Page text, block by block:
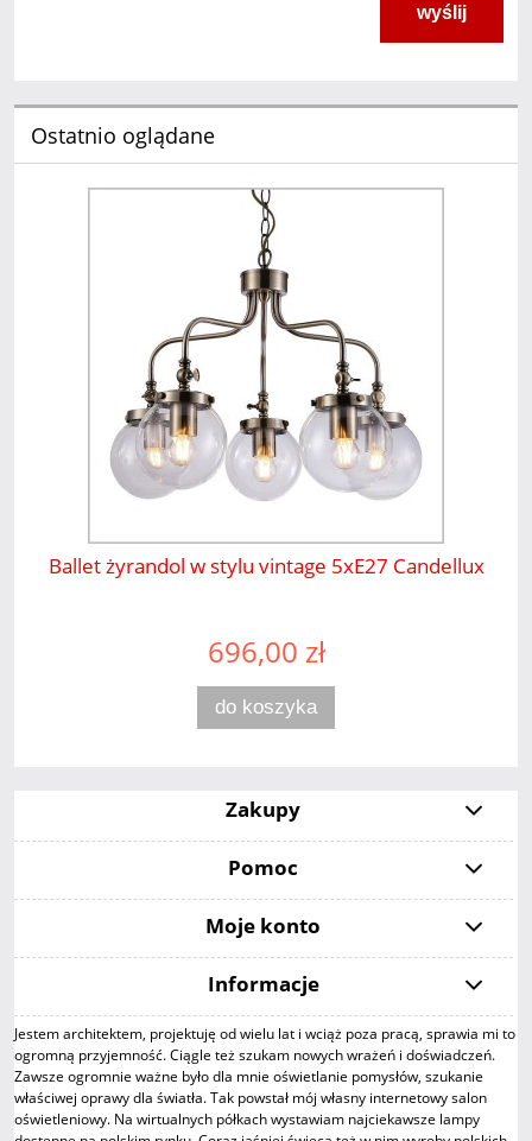
wyślij
Ostatnio oglądane
Ballet żyrandol w stylu vintage 5xE27 Candellux
696,00 zł
do koszyka
Zakupy
Pomoc
Moje konto
Informacje
Jestem architektem, projektuję od wielu lat i wciąż poza pracą, sprawia mi to
ogromną przyjemność. Ciągle też szukam nowych wrażeń i doświadczeń.
Zawsze ogromnie ważne było dla mnie oświetlanie pomysłów, szukanie
właściwej oprawy dla światła. Tak powstał mój własny internetowy salon
oświetleniowy. Na wirtualnych półkach wystawiam najciekawsze lampy